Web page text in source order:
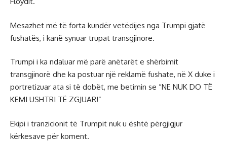
Mesazhet më të forta kundër vetëdijes nga Trumpi gjatë
fushatës, i kanë synuar trupat transgjinore.
Trumpi i ka ndaluar më parë anëtarët e shërbimit
transgjinorë dhe ka postuar një reklamë fushate, në X duke i
portretizuar ata si të dobët, me betimin se “NE NUK DO TË
KEMI USHTRI TË ZGJUAR!”
Ekipi i tranzicionit të Trumpit nuk u është përgjigjur
kërkesave për koment.